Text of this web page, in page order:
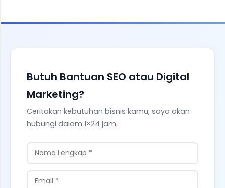
Butuh Bantuan SEO atau Digital
Marketing?
Ceritakan kebutuhan bisnis kamu, saya akan
hubungi dalam 1×24 jam.